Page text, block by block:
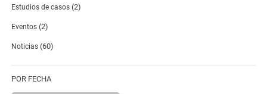
Estudios de casos (2)
Eventos (2)
Noticias (60)
POR FECHA